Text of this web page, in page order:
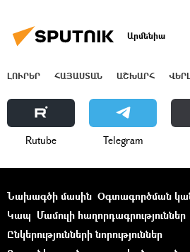
Արմենիա
ԼՈՒՐԵՐ ՀԱՅԱՍՏԱՆ ԱՇԽԱՐՀ
Rutube Telegram
Նախագծի մասին Օգտագործման
Կապ Մամուլի հաղորդագրություններ
Ընկերությունների նորություններ